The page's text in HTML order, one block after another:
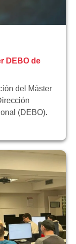
DEBO de
del Máster
(DEBO).